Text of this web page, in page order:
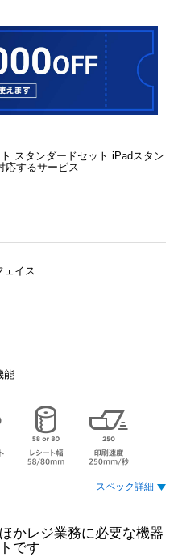
スタンダードセット iPadスタン
応するサービス
ェイス
能
スペック詳細
かレジ業務に必要な機器
です